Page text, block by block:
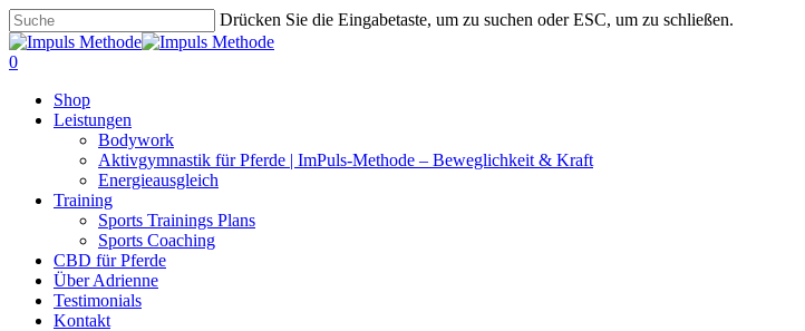
Zum
Hauptinhalt
springen
Drücken Sie die Eingabetaste, um zu suchen oder ESC, um zu schließen.
Suche
schließen
0
Shop
Leistungen
Bodywork
Aktivgymnastik für Pferde | ImPuls‑Methode – Beweglichkeit & Kraft
Energieausgleich
Training
Sports Trainings Plans
Sports Coaching
CBD für Pferde
Über Adrienne
Testimonials
Kontakt